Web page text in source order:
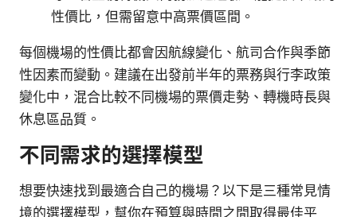
性價比，但需留意中高票價區間。
每個機場的性價比都會因航線變化、航司合作與季節
性因素而變動。建議在出發前半年的票務與行李政策
變化中，混合比較不同機場的票價走勢、轉機時長與
休息區品質。
不同需求的選擇模型
想要快速找到最適合自己的機場？以下是三種常見情
境的選擇模型，幫你在預算與時間之間取得最佳平